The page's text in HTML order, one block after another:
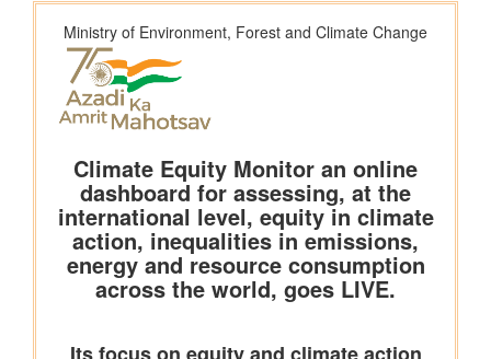
संस्‍कृति मंत्रालय
भोपाल में 11 ब्रिक्स संस्कृति मंत्रियों की बैठक संपन्न हुई; भोपाल घोषणापत्र
को अपनाया
भारतीय वायु सेना बैंड द्वारा स्वतंत्रता दिवस समारोह 2026 के दौरान प्रदर्शन
शिक्षा मंत्रालय
प्रधानमंत्री श्री नरेन्द्र मोदी ने आईआईटी दिल्ली के 57वें दीक्षांत समारोह को
संबोधित किया